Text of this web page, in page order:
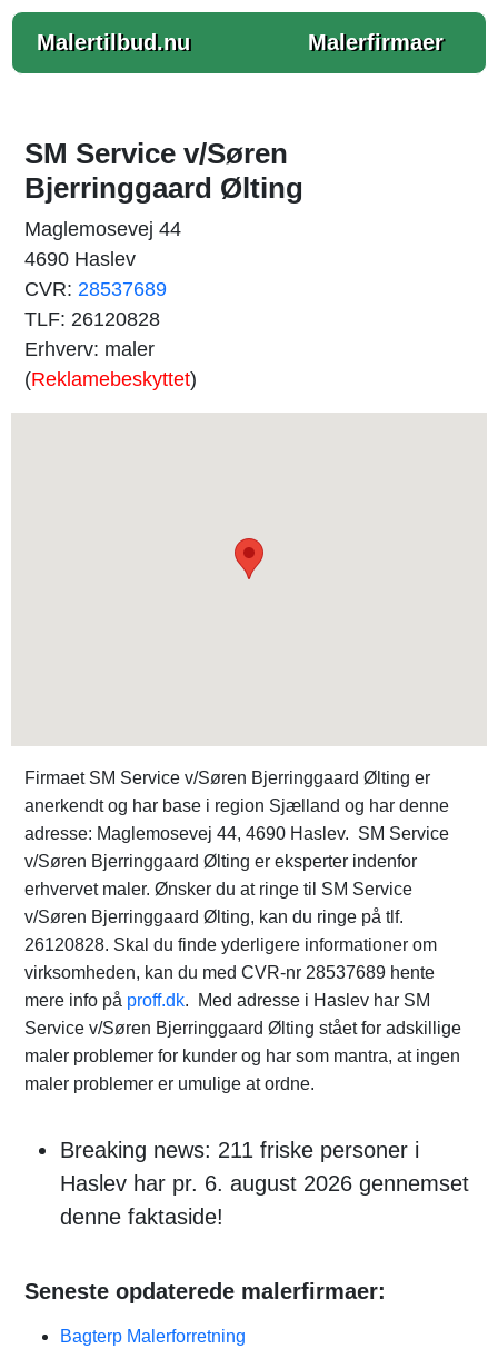
Malertilbud.nu Malerfirmaer
SM Service v/Søren
Bjerringgaard Ølting
Maglemosevej 44
4690 Haslev
CVR: 28537689
TLF: 26120828
Erhverv: maler
(Reklamebeskyttet)
Firmaet SM Service v/Søren Bjerringgaard Ølting er
anerkendt og har base i region Sjælland og har denne
adresse: Maglemosevej 44, 4690 Haslev. SM Service
v/Søren Bjerringgaard Ølting er eksperter indenfor
erhvervet maler. Ønsker du at ringe til SM Service
v/Søren Bjerringgaard Ølting, kan du ringe på tlf.
26120828. Skal du finde yderligere informationer om
virksomheden, kan du med CVR-nr 28537689 hente
mere info på proff.dk. Med adresse i Haslev har SM
Service v/Søren Bjerringgaard Ølting stået for adskillige
maler problemer for kunder og har som mantra, at ingen
maler problemer er umulige at ordne.
Breaking news: 211 friske personer i
Haslev har pr. 6. august 2026 gennemset
denne faktaside!
Seneste opdaterede malerfirmaer:
Bagterp Malerforretning